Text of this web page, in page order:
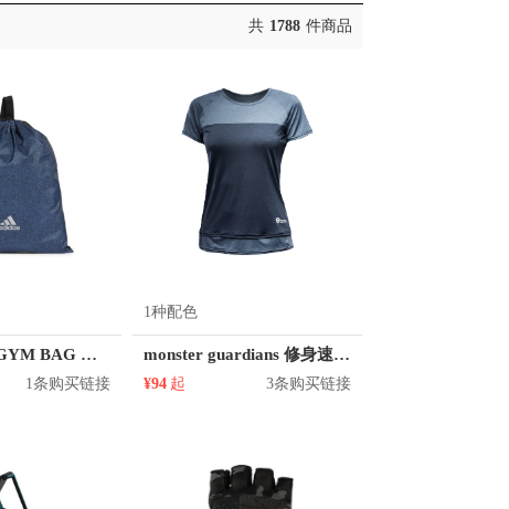
塚虎
马
Qiaodan/乔丹体育
灵魂虎
&Co./蒂芙尼
Vans/范斯
共 1788 件商品
adidas RUN GYM BAG 束口抽绳双肩包 CF5215
1条购买链接
1种配色
monster guardians 修身速干运动短袖
¥94 起 3条购买链接